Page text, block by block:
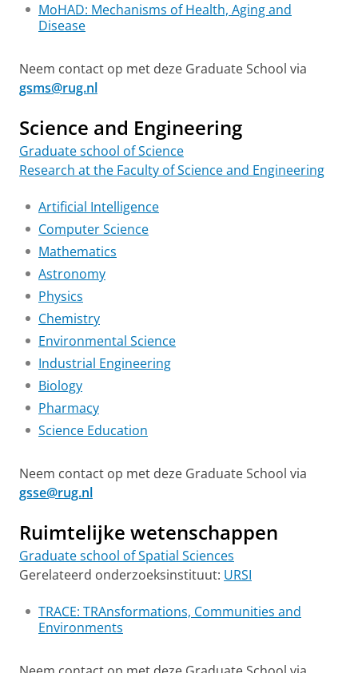
MoHAD: Mechanisms of Health, Aging and
Disease
Neem contact op met deze Graduate School via
gsms@rug.nl
Science and Engineering
Graduate school of Science
Research at the Faculty of Science and Engineering
Artificial Intelligence
Computer Science
Mathematics
Astronomy
Physics
Chemistry
Environmental Science
Industrial Engineering
Biology
Pharmacy
Science Education
Neem contact op met deze Graduate School via
gsse@rug.nl
Ruimtelijke wetenschappen
Graduate school of Spatial Sciences
Gerelateerd onderzoeksinstituut: URSI
TRACE: TRAnsformations, Communities and
Environments